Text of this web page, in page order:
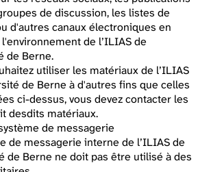
de discussion, les listes de
d'autres canaux électroniques en
de l’ILIAS de
de Berne.
utiliser les matériaux de l’ILIAS
de Berne à d'autres fins que celles
ci-dessus, vous devez contacter les
desdits matériaux.
de messagerie
de messagerie interne de l’ILIAS de
de Berne ne doit pas être utilisé à des